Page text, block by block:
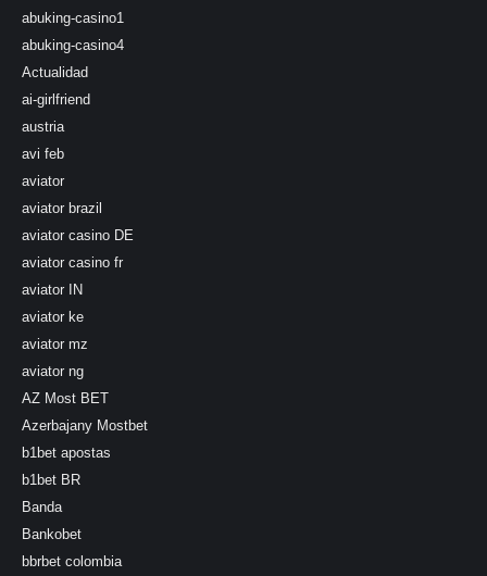
abuking-casino1
abuking-casino4
Actualidad
ai-girlfriend
austria
avi feb
aviator
aviator brazil
aviator casino DE
aviator casino fr
aviator IN
aviator ke
aviator mz
aviator ng
AZ Most BET
Azerbajany Mostbet
b1bet apostas
b1bet BR
Banda
Bankobet
bbrbet colombia